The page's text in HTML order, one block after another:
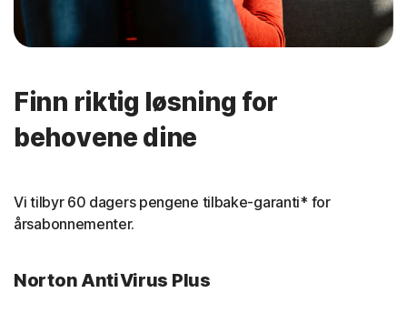
Finn riktig løsning for
behovene dine
Vi tilbyr 60 dagers pengene tilbake-garanti* for
årsabonnementer.
Norton AntiVirus Plus